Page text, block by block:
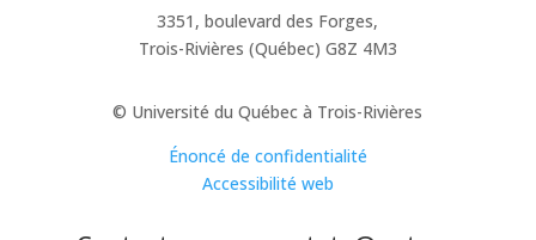
3351, boulevard des Forges,
Trois-Rivières (Québec) G8Z 4M3
© Université du Québec à Trois-Rivières
Énoncé de confidentialité
Accessibilité web